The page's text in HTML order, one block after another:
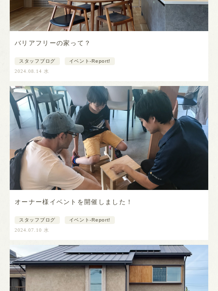
バリアフリーの家って？
スタッフブログ
イベント-Report!
2024.08.14 水
オーナー様イベントを開催しました！
スタッフブログ
イベント-Report!
2024.07.10 水